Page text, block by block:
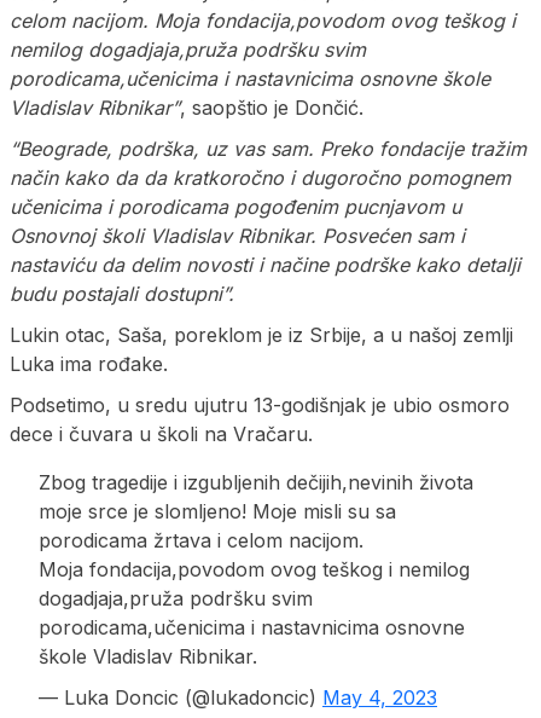
celom nacijom. Moja fondacija,povodom ovog teškog i
nemilog dogadjaja,pruža podršku svim
porodicama,učenicima i nastavnicima osnovne škole
Vladislav Ribnikar”, saopštio je Dončić.
“Beograde, podrška, uz vas sam. Preko fondacije tražim
način kako da da kratkoročno i dugoročno pomognem
učenicima i porodicama pogođenim pucnjavom u
Osnovnoj školi Vladislav Ribnikar. Posvećen sam i
nastaviću da delim novosti i načine podrške kako detalji
budu postajali dostupni”.
Lukin otac, Saša, poreklom je iz Srbije, a u našoj zemlji
Luka ima rođake.
Podsetimo, u sredu ujutru 13-godišnjak je ubio osmoro
dece i čuvara u školi na Vračaru.
Zbog tragedije i izgubljenih dečijih,nevinih života
moje srce je slomljeno! Moje misli su sa
porodicama žrtava i celom nacijom.
Moja fondacija,povodom ovog teškog i nemilog
dogadjaja,pruža podršku svim
porodicama,učenicima i nastavnicima osnovne
škole Vladislav Ribnikar.
— Luka Doncic (@lukadoncic) May 4, 2023